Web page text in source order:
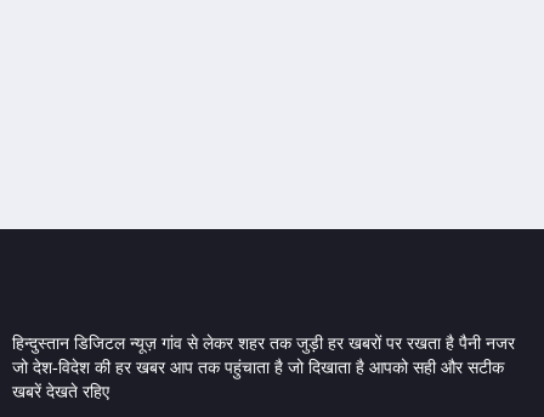
हिन्दुस्तान डिजिटल न्यूज़ गांव से लेकर शहर तक जुड़ी हर खबरों पर रखता है पैनी नजर
जो देश-विदेश की हर खबर आप तक पहुंचाता है जो दिखाता है आपको सही और सटीक
खबरें देखते रहिए